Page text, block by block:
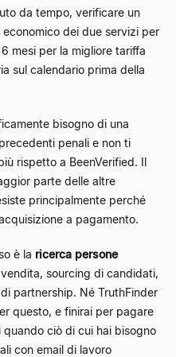
da tempo, verificare un
dei due servizi per
mesi per la migliore tariffa
sul calendario prima della
bisogno di una
penali e non ti
rispetto a BeenVerified. Il
parte delle altre
principalmente perché
a pagamento.
è la ricerca persone
sourcing di candidati,
partnership. Né TruthFinder
questo, e finirai per pagare
ciò di cui hai bisogno
con email di lavoro